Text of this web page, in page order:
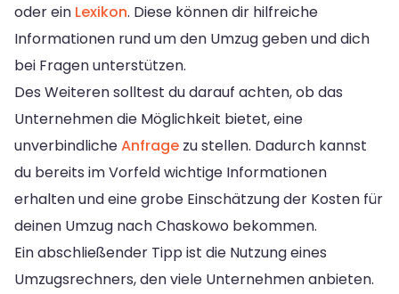
oder ein Lexikon. Diese können dir hilfreiche
Informationen rund um den Umzug geben und dich
bei Fragen unterstützen.
Des Weiteren solltest du darauf achten, ob das
Unternehmen die Möglichkeit bietet, eine
unverbindlicheAnfrage zu stellen. Dadurch kannst
du bereits im Vorfeld wichtige Informationen
erhalten und eine grobe Einschätzung der Kosten für
deinen Umzug nach Chaskowo bekommen.
Ein abschließender Tipp ist die Nutzung eines
Umzugsrechners, den viele Unternehmen anbieten.